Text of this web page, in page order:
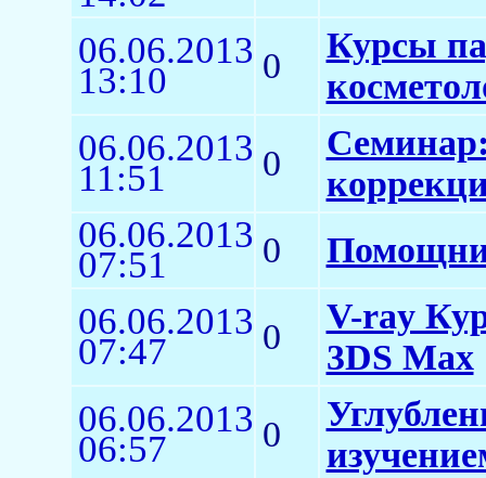
06.06.2013
13:10 0
Курсы
06.06.2013
11:51 0
06.06.2013
07:51 0
06.06.2013
07:47 0
V-ray
3DS Max
06.06.2013
06:57 0